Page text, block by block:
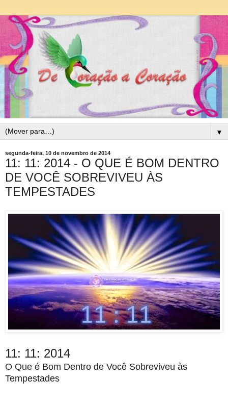
▼
segunda-feira, 10 de novembro de 2014
11: 11: 2014 - O QUE É BOM DENTRO
DE VOCÊ SOBREVIVEU ÀS
TEMPESTADES
11: 11: 2014
O Que é Bom Dentro de Você Sobreviveu às
Tempestades